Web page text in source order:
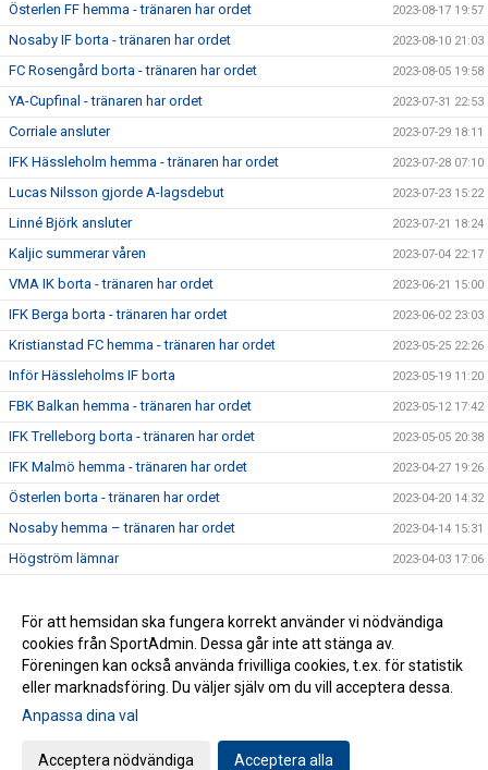
Österlen FF hemma - tränaren har ordet 2023-08-17 19:57
Nosaby IF borta - tränaren har ordet 2023-08-10 21:03
FC Rosengård borta - tränaren har ordet 2023-08-05 19:58
YA-Cupfinal - tränaren har ordet 2023-07-31 22:53
Corriale ansluter 2023-07-29 18:11
IFK Hässleholm hemma - tränaren har ordet 2023-07-28 07:10
Lucas Nilsson gjorde A-lagsdebut 2023-07-23 15:22
Linné Björk ansluter 2023-07-21 18:24
Kaljic summerar våren 2023-07-04 22:17
VMA IK borta - tränaren har ordet 2023-06-21 15:00
IFK Berga borta - tränaren har ordet 2023-06-02 23:03
Kristianstad FC hemma - tränaren har ordet 2023-05-25 22:26
Inför Hässleholms IF borta 2023-05-19 11:20
FBK Balkan hemma - tränaren har ordet 2023-05-12 17:42
IFK Trelleborg borta - tränaren har ordet 2023-05-05 20:38
IFK Malmö hemma - tränaren har ordet 2023-04-27 19:26
Österlen borta - tränaren har ordet 2023-04-20 14:32
Nosaby hemma – tränaren har ordet 2023-04-14 15:31
Högström lämnar 2023-04-03 17:06
2021-09-13 20:58
2021-09-09 16:37
Gå till Webbversion
För att hemsidan ska fungera korrekt använder vi nödvändiga
cookies från SportAdmin. Dessa går inte att stänga av.
Föreningen kan också använda frivilliga cookies, t.ex. för statistik
eller marknadsföring. Du väljer själv om du vill acceptera dessa.
Anpassa dina val
Acceptera nödvändiga Acceptera alla